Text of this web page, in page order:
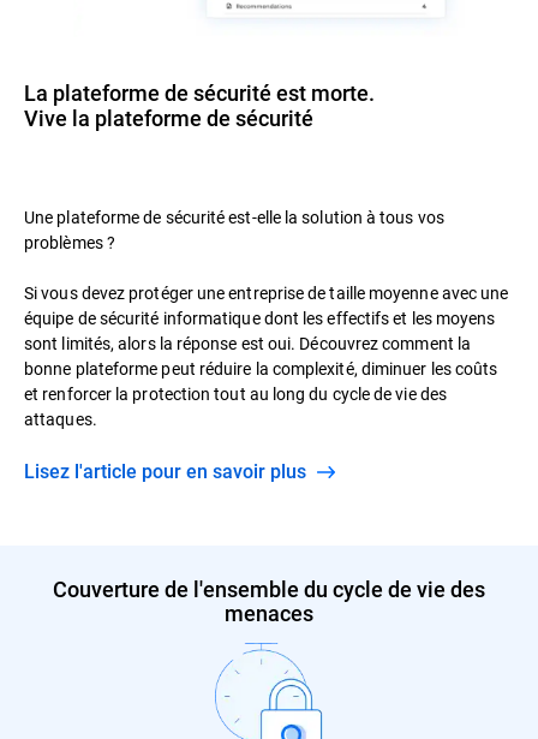
La plateforme de sécurité est morte.
Vive la plateforme de sécurité
Une plateforme de sécurité est-elle la solution à tous vos
problèmes ?
Si vous devez protéger une entreprise de taille moyenne avec une
équipe de sécurité informatique dont les effectifs et les moyens
sont limités, alors la réponse est oui. Découvrez comment la
bonne plateforme peut réduire la complexité, diminuer les coûts
et renforcer la protection tout au long du cycle de vie des
attaques.
Lisez l'article pour en savoir plus
Couverture de l'ensemble du cycle de vie des
menaces